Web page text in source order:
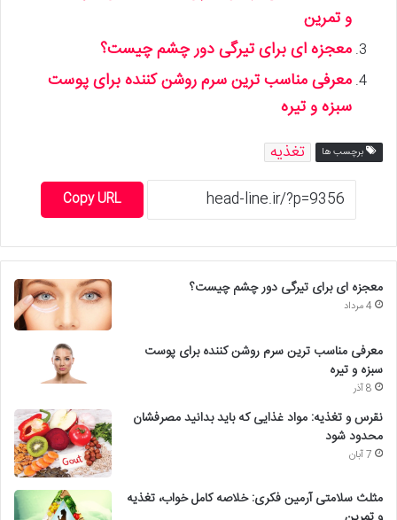
و تمرین
معجزه ای برای تیرگی دور چشم چیست؟
معرفی مناسب ترین سرم روشن کننده برای پوست
سبزه و تیره
برچسب ها تغذیه
Copy URL
معجزه ای برای تیرگی دور چشم چیست؟
4 مرداد
معرفی مناسب ترین سرم روشن کننده برای پوست
سبزه و تیره
8 آذر
نقرس و تغذیه: مواد غذایی که باید بدانید مصرفشان
محدود شود
7 آبان
مثلث سلامتی آرمین فکری: خلاصه کامل خواب، تغذیه